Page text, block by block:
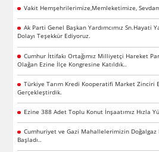
Vakit Hemşehrilerimize,Memleketimize,
Ak Parti Genel Başkan Yardımcımız Sn.Hayati
Dolayı Teşekkür Ediyoruz.
Cumhur İttifakı Ortağımız Milliyetçi Hareket
Olağan Ezine İlçe Kongresine Katıldık..
Türkiye Tarım Kredi Kooperatifi Market Zinciri
Gerçekleştirdik.
Ezine 388 Adet Toplu Konut İnşaatımız Hızla
Cumhuriyet ve Gazi Mahallelerimizin Doğalgaz
Başladı..